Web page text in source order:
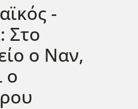
-
Στο
ο Ναν,
ο